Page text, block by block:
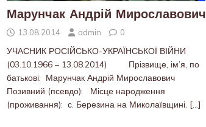
Марунчак Андрій Мирославович
13.08.2014 admin 0
УЧАСНИК РОСІЙСЬКО-УКРАЇНСЬКОЇ ВІЙНИ
(03.10.1966 – 13.08.2014) Прізвище, ім’я, по
батькові: Марунчак Андрій Мирославович
Позивний (псевдо): Місце народження
(проживання): с. Березина на Миколаївщині. […]